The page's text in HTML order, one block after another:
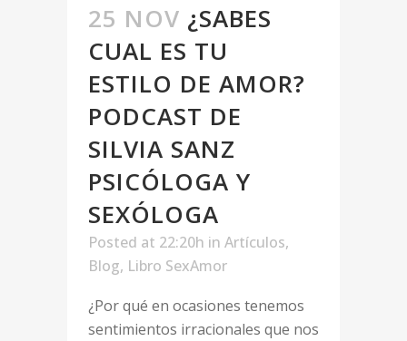
25 NOV ¿SABES
CUAL ES TU
ESTILO DE AMOR?
PODCAST DE
SILVIA SANZ
PSICÓLOGA Y
SEXÓLOGA
Posted at 22:20h in Artículos,
Blog, Libro SexAmor
¿Por qué en ocasiones tenemos
sentimientos irracionales que nos